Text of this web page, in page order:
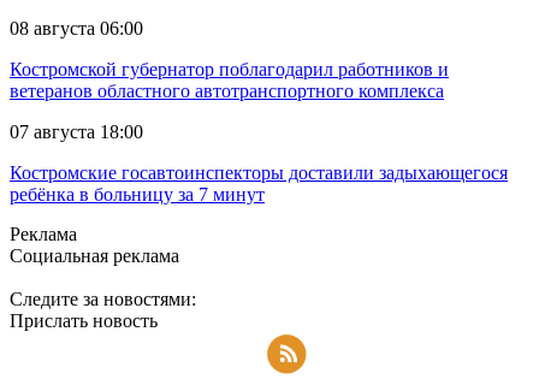
08 августа 06:00
Костромской губернатор поблагодарил работников и
ветеранов областного автотранспортного комплекса
07 августа 18:00
Костромские госавтоинспекторы доставили задыхающегося
ребёнка в больницу за 7 минут
Реклама
Социальная реклама
Следите за новостями:
Прислать новость